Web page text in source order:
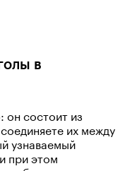
в
он состоит из
их между
узнаваемый
при этом